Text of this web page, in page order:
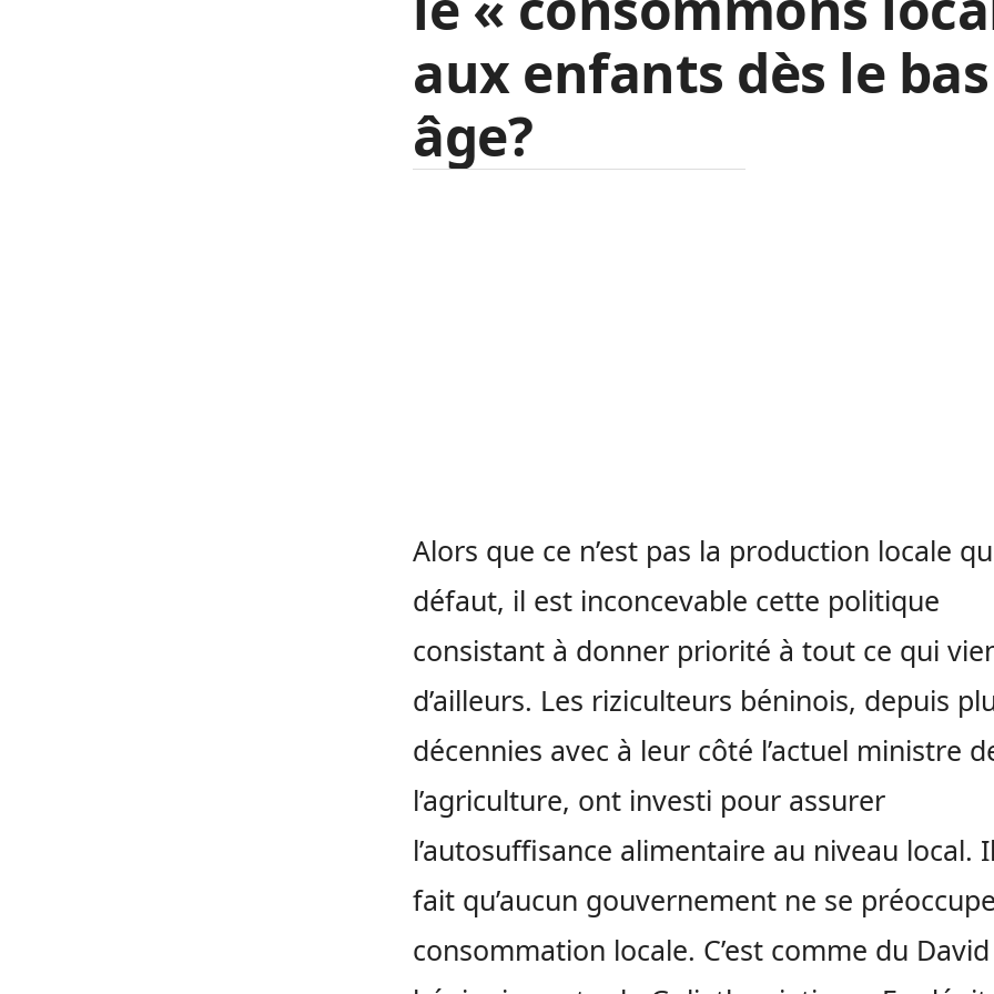
aux enfants dès le bas
âge?
Alors que ce n’est pas la production locale
défaut, il est inconcevable cette politique
consistant à donner priorité à tout ce qui
d’ailleurs. Les riziculteurs béninois, depuis
décennies avec à leur côté l’actuel ministre
l’agriculture, ont investi pour assurer
l’autosuffisance alimentaire au niveau local.
fait qu’aucun gouvernement ne se
consommation locale. C’est comme du David